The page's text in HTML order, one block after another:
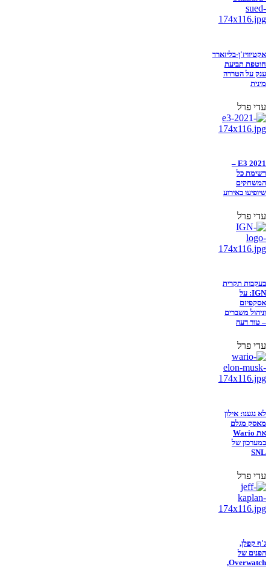
אקטיוויז'ן-בליזארד
חוטפת תביעת
ענק על הטרדה
מינית
עדי פרל
E3 2021 –
רשימת כל
המשחקים
שיופיעו באירוע
עדי פרל
בעקבות תקרית
IGN: על
אסקפיזם
וניהול משברים
– טור דעה
עדי פרל
לא נגענו: אילון
מאסק מגלם
את Wario
במערכון של
SNL
עדי פרל
ג'ף קפלן,
הפנים של
Overwatch,